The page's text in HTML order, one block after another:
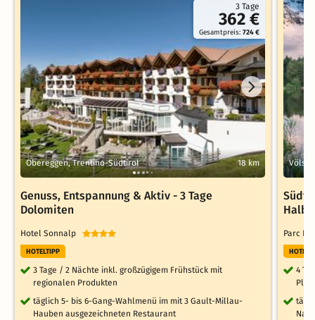
3 Tage
362 €
Gesamtpreis:724 €
Obereggen, Trentino-Südtirol 18 km
Genuss, Entspannung & Aktiv - 3 Tage
Dolomiten
Hotel Sonnalp
HOTELTIPP
3 Tage / 2 Nächte inkl. großzügigem Frühstück mit
regionalen Produkten
täglich 5- bis 6-Gang-Wahlmenü im mit 3 Gault-Millau-
Hauben ausgezeichneten Restaurant
Völs
Parc
4
Plus